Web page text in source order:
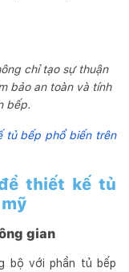
chỉ tạo sự thuận
bảo an toàn và tính
bếp.
tủ bếp phổ biến trên
thiết kế tủ
gian
bộ với phần tủ bếp